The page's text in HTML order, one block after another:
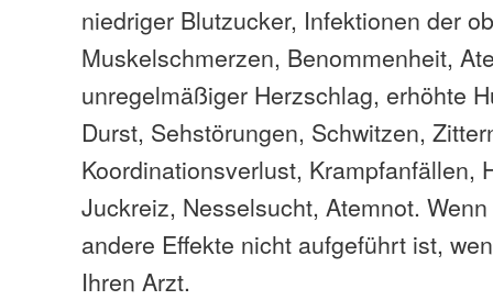
niedriger Blutzucker, Infektionen der
Muskelschmerzen, Benommenheit,
unregelmäßiger Herzschlag, erhöhte
Durst, Sehstörungen, Schwitzen,
Koordinationsverlust, Krampfanfällen,
Juckreiz, Nesselsucht, Atemnot.
andere Effekte nicht aufgeführt ist,
Ihren Arzt.